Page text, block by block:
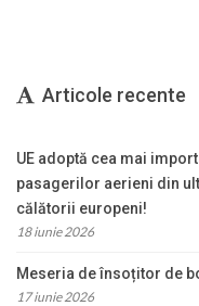
Articole recente
UE adoptă cea mai
pasagerilor aerieni din
călătorii europeni!
18 iunie 2026
Meseria de însoțitor de
17 iunie 2026